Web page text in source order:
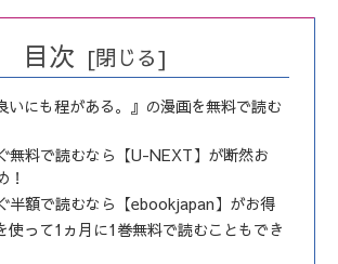
目次
いにも程がある。』の漫画を無料で読む
無料で読むなら【U-NEXT】が断然お
！
半額で読むなら【ebookjapan】がお得
使って1ヵ月に1巻無料で読むこともでき